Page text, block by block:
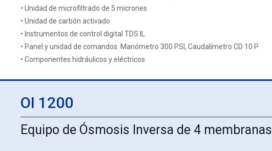
• Unidad de microfiltrado de 5 micrones
• Unidad de carbón activado
• Instrumentos de control digital TDS IL
• Panel y unidad de comandos: Manómetro 300 PSI, Caudalímetro CD 10 P
• Componentes hidráulicos y eléctricos
OI 1200
Equipo de Ósmosis Inversa de 4 membranas